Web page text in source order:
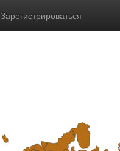
Зарегистрироваться